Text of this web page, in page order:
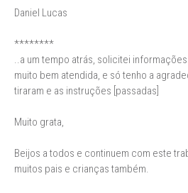
Daniel Lucas
********
..a um tempo atrás, solicitei
muito bem atendida, e só tenho a
tiraram e as instruções [passadas]
Muito grata,
Beijos a todos e continuem com este
muitos pais e crianças também.